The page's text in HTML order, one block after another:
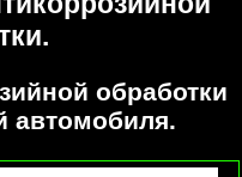
обработки
автомобиля.